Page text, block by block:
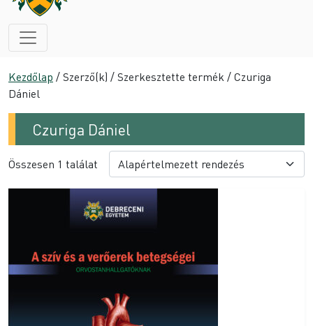
Kezdőlap / Szerző(k) / Szerkesztette termék / Czuriga
Dániel
Czuriga Dániel
Összesen 1 találat